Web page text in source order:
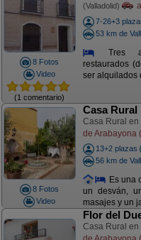
8 Fotos
Video
(1 comentario)
(Valladolid) a
7-26+3
53 km de
Tres
restaurados
ser alquilados
8 Fotos
Video
Casa Rural
Casa Rural en
de Arabayona
13+2 plazas
56 km de
Es una
un desván,
masajes y un
Flor del
Casa Rural en